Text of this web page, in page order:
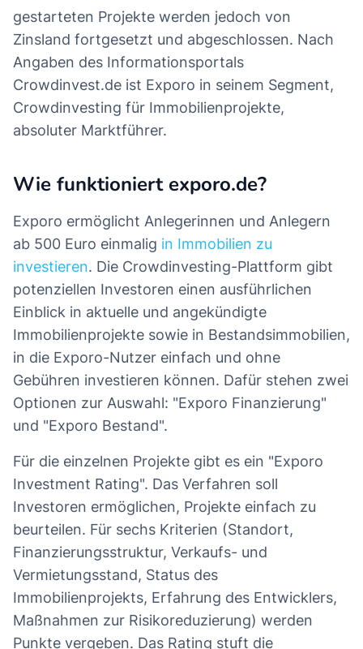
gestarteten Projekte werden jedoch von
Zinsland fortgesetzt und abgeschlossen. Nach
Angaben des Informationsportals
Crowdinvest.de ist Exporo in seinem Segment,
Crowdinvesting für Immobilienprojekte,
absoluter Marktführer.
Wie funktioniert exporo.de?
Exporo ermöglicht Anlegerinnen und Anlegern
ab 500 Euro einmalig in Immobilien zu
investieren. Die Crowdinvesting-Plattform gibt
potenziellen Investoren einen ausführlichen
Einblick in aktuelle und angekündigte
Immobilienprojekte sowie in Bestandsimmobilien,
in die Exporo-Nutzer einfach und ohne
Gebühren investieren können. Dafür stehen zwei
Optionen zur Auswahl: "Exporo Finanzierung"
und "Exporo Bestand".
Für die einzelnen Projekte gibt es ein "Exporo
Investment Rating". Das Verfahren soll
Investoren ermöglichen, Projekte einfach zu
beurteilen. Für sechs Kriterien (Standort,
Finanzierungsstruktur, Verkaufs- und
Vermietungsstand, Status des
Immobilienprojekts, Erfahrung des Entwicklers,
Maßnahmen zur Risikoreduzierung) werden
Punkte vergeben. Das Rating stuft die